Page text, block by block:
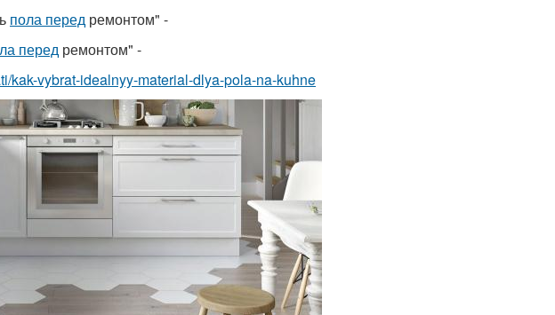
пола перед ремонтом" -
перед ремонтом" -
kak-vybrat-idealnyy-material-dlya-pola-na-kuhne